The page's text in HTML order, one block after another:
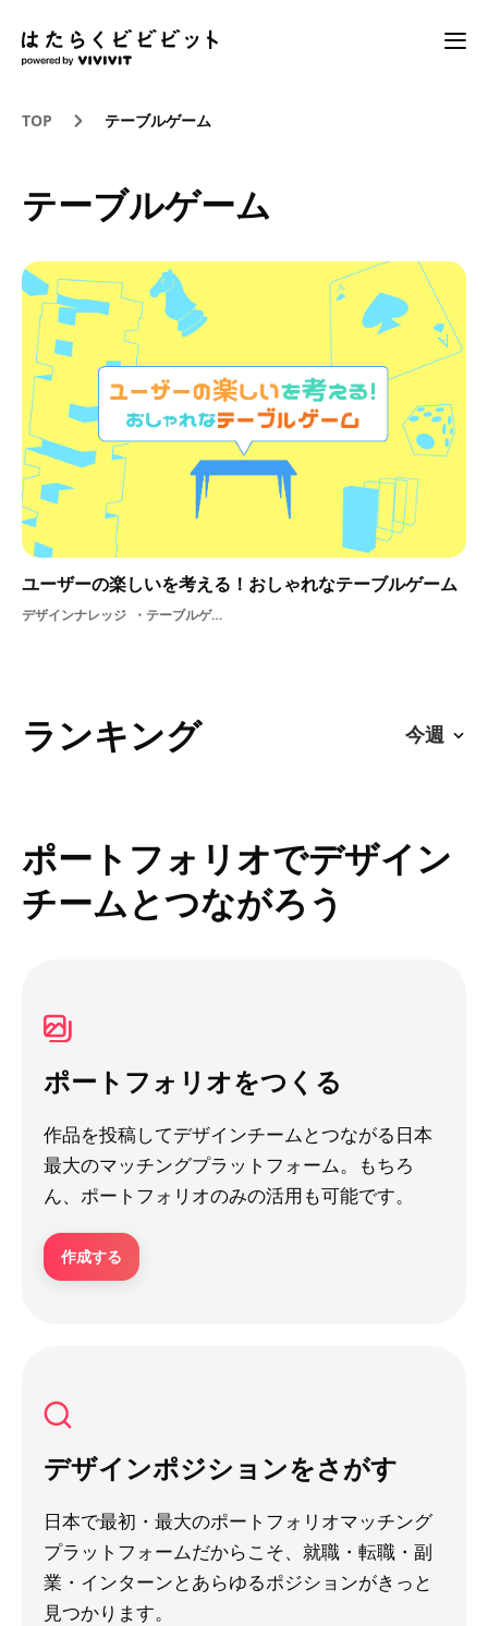
TOP テーブルゲーム
テーブルゲーム
ユーザーの楽しいを考える！おしゃれなテーブルゲーム
デザインナレッジ テーブルゲーム
ランキング
ポートフォリオでデザイン
チームとつながろう
ポートフォリオをつくる
作品を投稿してデザインチームとつながる日本
最大のマッチングプラットフォーム。もちろ
ん、ポートフォリオのみの活用も可能です。
作成する
デザインポジションをさがす
日本で最初・最大のポートフォリオマッチング
プラットフォームだからこそ、就職・転職・副
業・インターンとあらゆるポジションがきっと
見つかります。